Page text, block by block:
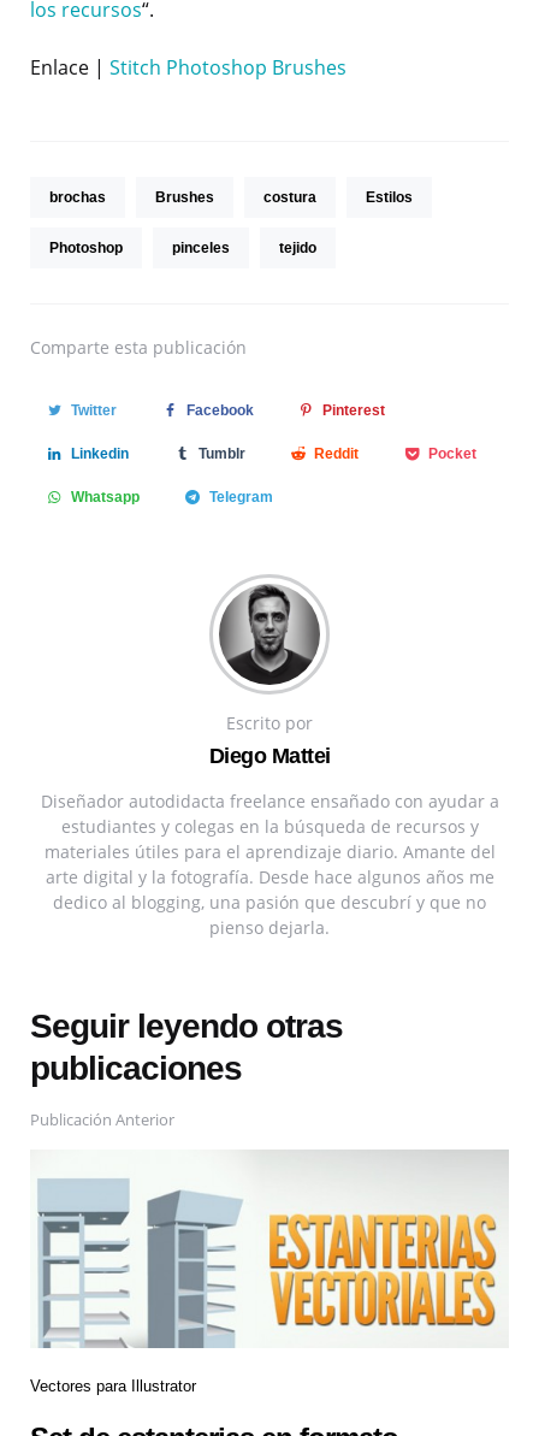
los recursos“.
Enlace | Stitch Photoshop Brushes
brochas Brushes costura Estilos
Photoshop pinceles tejido
Comparte esta publicación
Twitter Facebook Pinterest
Linkedin Tumblr Reddit Pocket
Whatsapp Telegram
Escrito por
Diego Mattei
Diseñador autodidacta freelance ensañado con ayudar a
estudiantes y colegas en la búsqueda de recursos y
materiales útiles para el aprendizaje diario. Amante del
arte digital y la fotografía. Desde hace algunos años me
dedico al blogging, una pasión que descubrí y que no
pienso dejarla.
Seguir leyendo otras
publicaciones
Publicación Anterior
Vectores para Illustrator